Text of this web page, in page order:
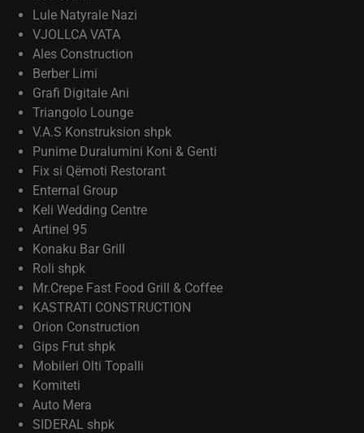
Lule Natyrale Nazi
VJOLLCA VATA
Ales Construction
Berber Limi
Grafi Digitale Ani
Triangolo Lounge
V.A.S Konstruksion shpk
Punime Duralumini Koni & Genti
Fix si Qëmoti Restorant
Enternal Group
Keli Wedding Centre
Artinel 95
Konaku Bar Grill
Roli shpk
Mr.Crepe Fast Food Grill & Coffee
KASTRATI CONSTRUCTION
Orion Construction
Gips Frut shpk
Mobileri Olti Topalli
Komiteti
Auto Mera
SIDERAL shpk